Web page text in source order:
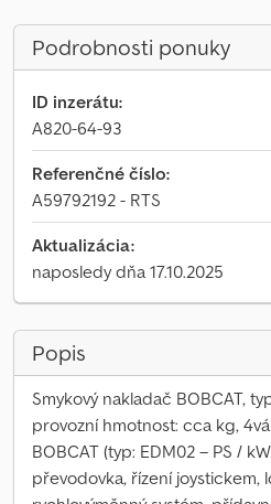
Podrobnosti ponuky
ID inzerátu:
A820-64-93
Referenčné číslo:
A59792192 - RTS
Aktualizácia:
naposledy dňa 17.10.2025
Popis
Smykový nakladač BOBCAT,
provozní hmotnost: cca kg,
BOBCAT (typ: EDM02 – PS /
převodovka, řízení joystickem,